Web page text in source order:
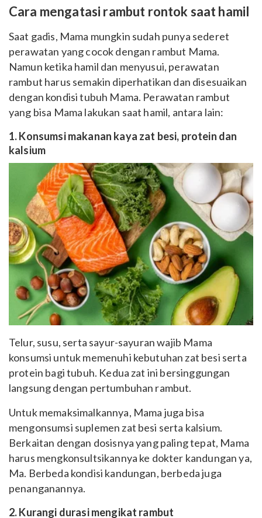
Cara mengatasi rambut rontok saat hamil
Saat gadis, Mama mungkin sudah punya sederet
perawatan yang cocok dengan rambut Mama.
Namun ketika hamil dan menyusui, perawatan
rambut harus semakin diperhatikan dan disesuaikan
dengan kondisi tubuh Mama. Perawatan rambut
yang bisa Mama lakukan saat hamil, antara lain:
1. Konsumsi makanan kaya zat besi, protein dan
kalsium
Telur, susu, serta sayur-sayuran wajib Mama
konsumsi untuk memenuhi kebutuhan zat besi serta
protein bagi tubuh. Kedua zat ini bersinggungan
langsung dengan pertumbuhan rambut.
Untuk memaksimalkannya, Mama juga bisa
mengonsumsi suplemen zat besi serta kalsium.
Berkaitan dengan dosisnya yang paling tepat, Mama
harus mengkonsultsikannya ke dokter kandungan ya,
Ma. Berbeda kondisi kandungan, berbeda juga
penanganannya.
2. Kurangi durasi mengikat rambut